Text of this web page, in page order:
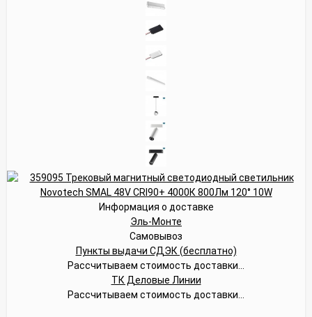
Информация о доставке
Эль-Монте
Самовывоз
Пункты выдачи СДЭК (бесплатно)
Рассчитываем стоимость доставки...
ТК Деловые Линии
Рассчитываем стоимость доставки...